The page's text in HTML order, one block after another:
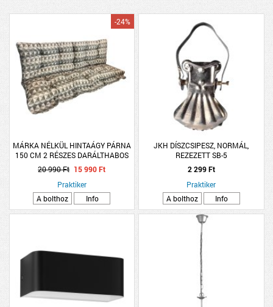
MÁRKA NÉLKÜL HINTAÁGY PÁRNA
150 CM 2 RÉSZES DARÁLTHABOS
-24%
20 990 Ft 15 990 Ft
Praktiker
A bolthoz
Info
JKH DÍSZCSIPESZ, NORMÁL,
REZEZETT SB-5
2 299 Ft
Praktiker
A bolthoz
Info